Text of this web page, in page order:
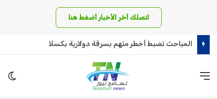
لتصلك أخر الأخبار أضغط هنا
كينيا تعترف : قرار السودان بحظر الشاي ألحق اضراراً!!
القائمة